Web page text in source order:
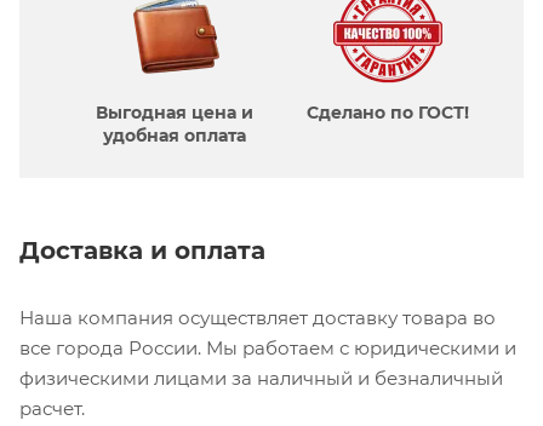
Выгодная цена и
удобная оплата
Сделано по ГОСТ!
Доставка и оплата
Наша компания осуществляет доставку товара во
все города России. Мы работаем с юридическими и
физическими лицами за наличный и безналичный
расчет.